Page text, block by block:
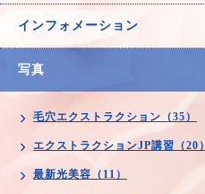
インフォメーション
写真
毛穴エクストラクション（35）
エクストラクションJP講習（20）
最新光美容（11）